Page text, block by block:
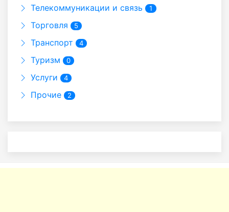
Телекоммуникации и связь 1
Торговля 5
Транспорт 4
Туризм 0
Услуги 4
Прочие 2